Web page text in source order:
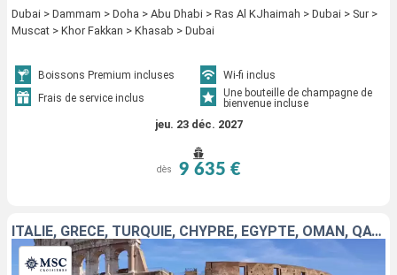
Dubai > Dammam > Doha > Abu Dhabi > Ras Al KJhaimah > Dubai > Sur >
Muscat > Khor Fakkan > Khasab > Dubai
Boissons Premium incluses
Wi-fi inclus
Frais de service inclus
Une bouteille de champagne de
bienvenue incluse
jeu. 23 déc. 2027
dès 9 635 €
ITALIE, GRÈCE, TURQUIE, CHYPRE, EGYPTE, OMAN, QATAR, EMIRATS ARABES UNIS